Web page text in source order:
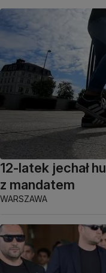
12-latek jechał
z mandatem
WARSZAWA